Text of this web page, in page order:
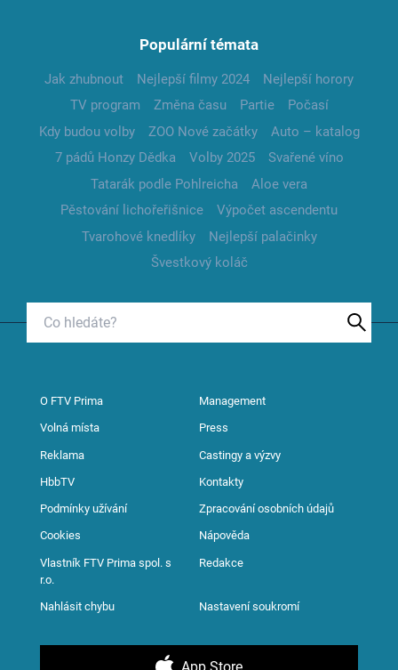
Populární témata
Jak zhubnout Nejlepší filmy 2024
Nejlepší horory
TV program
Změna času Partie
Počasí
Kdy budou volby
ZOO Nové začátky
Auto – katalog
7 pádů Honzy Dědka
Volby 2025
Svařené víno
Tatarák podle Pohlreicha
Aloe vera
Pěstování lichořeřišnice
Výpočet ascendentu
Tvarohové knedlíky
Nejlepší palačinky
Švestkový koláč
O FTV Prima Management
Volná místa Press
Reklama Castingy a výzvy
HbbTV Kontakty
Podmínky užívání Zpracování osobních údajů
Cookies Nápověda
Vlastník FTV Prima spol. s
r.o.
Redakce
Nahlásit chybu Nastavení soukromí
App Store